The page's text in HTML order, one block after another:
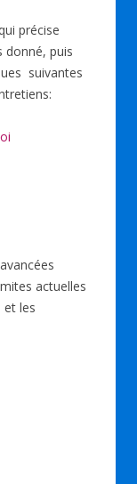
précise
donné, puis
suivantes
actuelles
et les